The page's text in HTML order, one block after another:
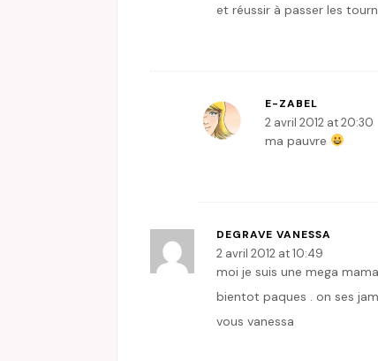
et réussir à passer les
E-ZABEL
2 avril 2012 at 20:30
ma pauvre
DEGRAVE VANESSA
2 avril 2012 at 10:49
moi je suis une mega
bientot paques . on ses
vous vanessa